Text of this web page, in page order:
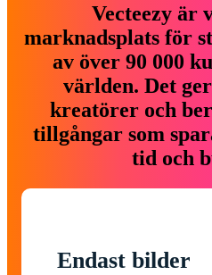
Vecteezy är
marknadsplats för
av över 90 000
världen. Det
kreatörer och
tillgångar som
tid och
Endast bilder